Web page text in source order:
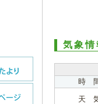
気象情
時
天